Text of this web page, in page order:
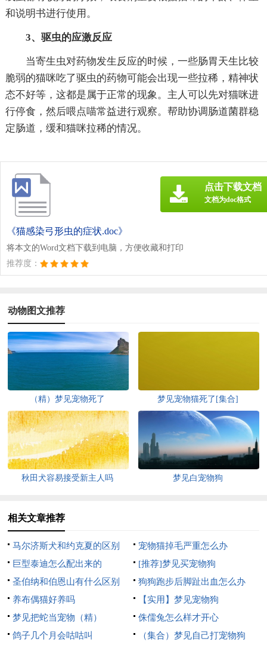
和说明书进行使用。
3、驱虫的应激反应
当寄生虫对药物发生反应的时候，一些肠胃天生比较
脆弱的猫咪吃了驱虫的药物可能会出现一些拉稀，精神状
态不好等，这都是属于正常的现象。主人可以先对猫咪进
行停食，然后喂点喵常益进行观察。帮助协调肠道菌群稳
定肠道，缓和猫咪拉稀的情况。
《猫感染弓形虫的症状.doc》
将本文的Word文档下载到电脑，方便收藏和打印
推荐度：
点击下载文档
文档为doc格式
动物图文推荐
（精）梦见宠物死了 梦见宠物猫死了[集合]
秋田犬容易接受新主人吗 梦见白宠物狗
相关文章推荐
马尔济斯犬和约克夏的区别
宠物猫掉毛严重怎么办
巨型泰迪怎么配出来的
[推荐]梦见买宠物狗
圣伯纳和伯恩山有什么区别
狗狗跑步后脚趾出血怎么办
养布偶猫好养吗
【实用】梦见宠物狗
梦见把蛇当宠物（精）
侏儒兔怎么样才开心
鸽子几个月会咕咕叫
（集合）梦见自己打宠物狗